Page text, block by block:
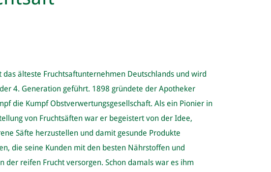
das älteste Fruchtsaftunternehmen Deutschlands und wird
4. Generation geführt. 1898 gründete der Apotheker
die Kumpf Obstverwertungsgesellschaft. Als ein Pionier in
von Fruchtsäften war er begeistert von der Idee,
Säfte herzustellen und damit gesunde Produkte
die seine Kunden mit den besten Nährstoffen und
der reifen Frucht versorgen. Schon damals war es ihm